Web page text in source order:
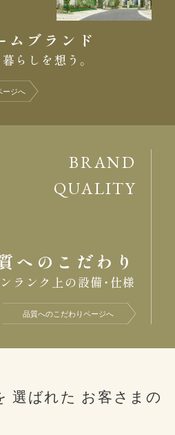
ムブランド
らしを想う。
BRAND
QUALITY
へのこだわり
ランク上の設備・仕様
選ばれた お客さまの